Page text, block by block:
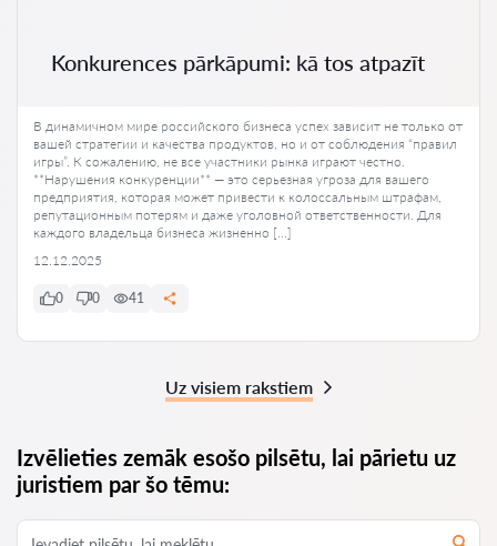
Konkurences pārkāpumi: kā tos atpazīt
В динамичном мире российского бизнеса успех зависит не только от
вашей стратегии и качества продуктов, но и от соблюдения “правил
игры”. К сожалению, не все участники рынка играют честно.
**Нарушения конкуренции** — это серьезная угроза для вашего
предприятия, которая может привести к колоссальным штрафам,
репутационным потерям и даже уголовной ответственности. Для
каждого владельца бизнеса жизненно […]
12.12.2025
0 0 41
Uz visiem rakstiem
Izvēlieties zemāk esošo pilsētu, lai pārietu uz
juristiem par šo tēmu: